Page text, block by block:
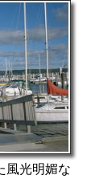
風光明媚な